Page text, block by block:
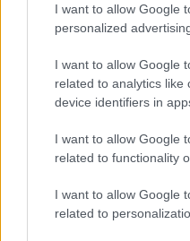
I want to allow Google
personalized
I want to allow Google
related to analytics like
device identifiers in
I want to allow Google
related to functionality
I want to allow Google
related to
szerveznek tüntetést,
a független sajtó kizárása
beszédet.